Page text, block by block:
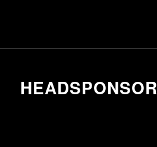
HEADSPONSOR